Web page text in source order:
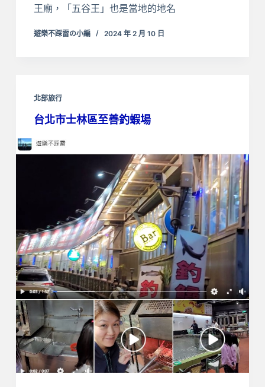
王廟，「五谷王」也是當地的地名
遊樂不踩雷の小編 2024 年 2 月 10 日
北部旅行
台北市士林區至善釣蝦場